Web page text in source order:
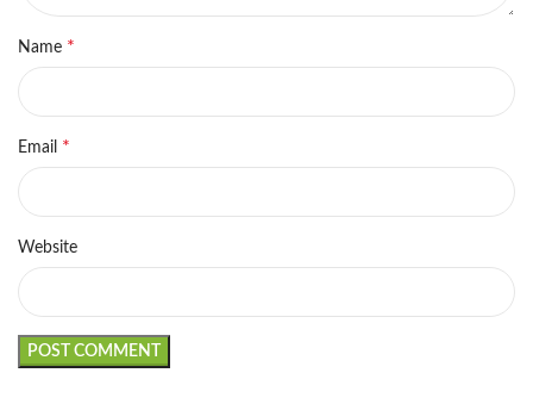
Name *
Email *
Website